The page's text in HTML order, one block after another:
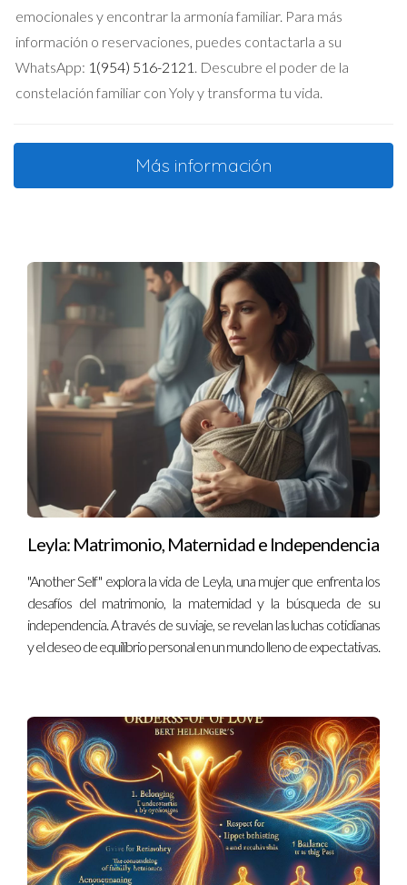
emocionales y encontrar la armonía familiar. Para más
información o reservaciones, puedes contactarla a su
WhatsApp: 1(954) 516-2121 . Descubre el poder de la
constelación familiar con Yoly y transforma tu vida.
Más información
Leyla: Matrimonio, Maternidad e Independencia
"Another Self" explora la vida de Leyla, una mujer que enfrenta los
desafíos del matrimonio, la maternidad y la búsqueda de su
independencia. A través de su viaje, se revelan las luchas cotidianas
y el deseo de equilibrio personal en un mundo lleno de expectativas.